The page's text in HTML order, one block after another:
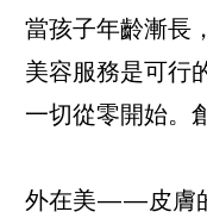
當孩子年齡漸長
美容服務是可行
一切從零開始。
外在美——皮膚